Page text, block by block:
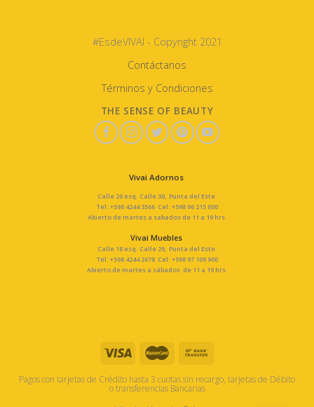
#EsdeVIVAI - Copyright 2021
Contáctanos
Términos y Condiciones
THE SENSE OF BEAUTY
Vivai Adornos
Calle 20 esq. Calle 30, Punta del Este.
Tel: +598 4244 3566 Cel: +598 96 215 000
Abierto de martes a sabados de 11 a 19 hrs.
Vivai Muebles
Calle 18 esq. Calle 29, Punta del Este.
Tel: +598 4244 2678 Cel: +598 97 109 900
Abierto de martes a sábados de 11 a 19 hrs.
Pagos con tarjetas de Crédito hasta 3 cuotas sin recargo, tarjetas de Débito
o transferencias Bancarias